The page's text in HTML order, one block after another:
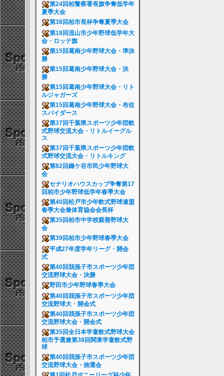
第24回柏警察署長旗争奪低学年
夏季大会
第38回柏市長杯争奪夏季大会
第18回流山市少年野球低学年大
会・ロッテ旗
第15回葛南少年野球大会・準決
勝
第15回葛南少年野球大会・決
勝
第15回葛南少年野球大会・リト
ルジャガーズ
第15回葛南少年野球大会・布佐
スパイダース
第37回千葉県スポーツ少年団軟
式野球交流大会・リトルイーグル
ス
第37回千葉県スポーツ少年団軟
式野球交流大会・リトルキング
第82回鎌ケ谷市民少年野球大
会
セナリオハウスカップ争奪第17
回柏市少年野球低学年春季大会
第40回松戸市少年軟式野球連盟
春季大会兼体育協会会長杯
第35回柏市中学校親善野球大
会
第39回柏市少年野球春季大会
平成27年度学年リーグ・開会
式
第40回我孫子市スポーツ少年団
交流野球大会・決勝
野田市少年野球春季大会
第40回我孫子市スポーツ少年団
交流野球大・開会式
第40回我孫子市スポーツ少年団
交流野球大会・開会式
第35回全日本学童軟式野球大会
柏市予選兼第38回関東学童軟式野
球
第40回我孫子市スポーツ少年団
交流野球大会・抽選会